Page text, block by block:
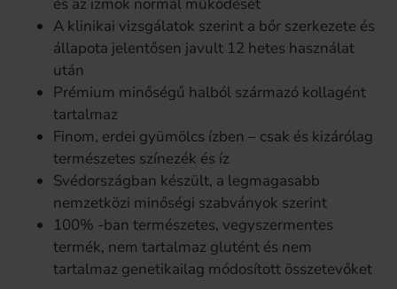
és az izmok normál működését
A klinikai vizsgálatok szerint a bőr szerkezete és
állapota jelentősen javult 12 hetes használat
után
Prémium minőségű halból származó kollagént
tartalmaz
Finom, erdei gyümölcs ízben – csak és kizárólag
természetes színezék és íz
Svédországban készült, a legmagasabb
nemzetközi minőségi szabványok szerint
100% -ban természetes, vegyszermentes
termék, nem tartalmaz glutént és nem
tartalmaz genetikailag módosított összetevőket